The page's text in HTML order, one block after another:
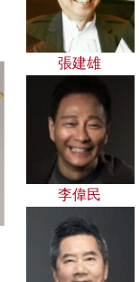
張建雄
李偉民